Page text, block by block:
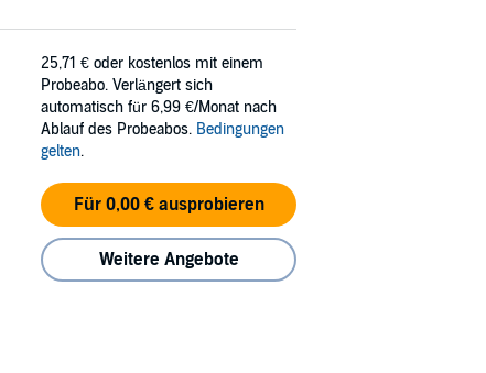
25,71 € oder kostenlos mit einem
Probeabo. Verlängert sich
automatisch für 6,99 €/Monat nach
Ablauf des Probeabos. Bedingungen
gelten.
Für 0,00 € ausprobieren
Weitere Angebote